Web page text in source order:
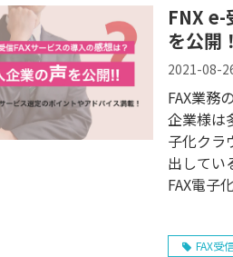
FNX e-
を公開！
2021-08-
FAX業務
企業様は
子化クラ
出してい
FAX電子
FAX受